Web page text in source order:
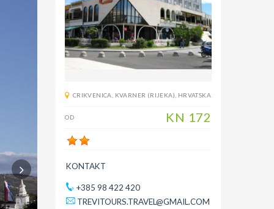
CRIKVENICA KVARNER (RIJEKA) HRVATSKA
OD KN 172
KONTAKT
+385 98 422 420
TREVITOURS.TRAVEL@GMAIL.COM